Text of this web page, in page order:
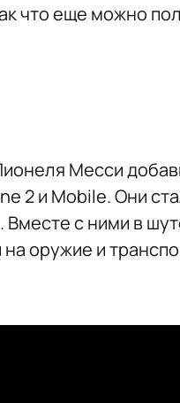
что еще можно
Месси
2 и Mobile. Они
Вместе с ними в
оружие и